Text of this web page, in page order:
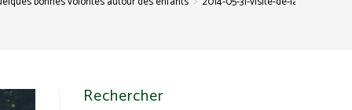
Rechercher